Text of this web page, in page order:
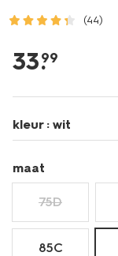
(44)
bh/niet-
voorgevormde-
heavy-
support-
zonder-
21701209.html
33.
99
kleur : wit
maat
75D
85C